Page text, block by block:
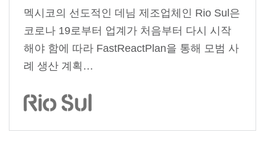
멕시코의 선도적인 데님 제조업체인 Rio Sul은
코로나 19로부터 업계가 처음부터 다시 시작
해야 함에 따라 FastReactPlan을 통해 모범 사
례 생산 계획…